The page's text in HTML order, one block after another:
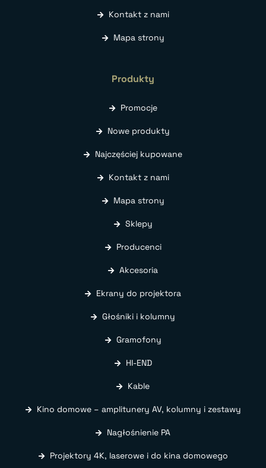
Kontakt z nami
Mapa strony
Produkty
Promocje
Nowe produkty
Najczęściej kupowane
Kontakt z nami
Mapa strony
Sklepy
Producenci
Akcesoria
Ekrany do projektora
Głośniki i kolumny
Gramofony
HI-END
Kable
Kino domowe – amplitunery AV, kolumny i zestawy
Nagłośnienie PA
Projektory 4K, laserowe i do kina domowego